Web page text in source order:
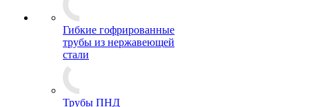
Гибкие гофрированные
трубы из нержавеющей
стали
Трубы ПНД